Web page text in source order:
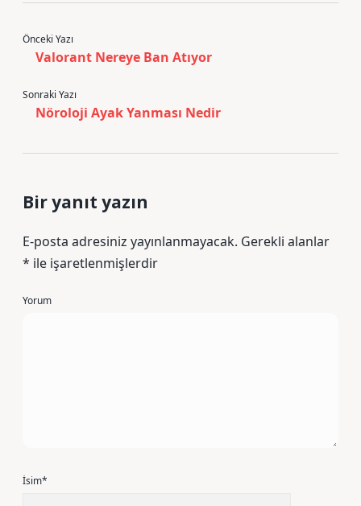
Önceki Yazı
Valorant Nereye Ban Atıyor
Sonraki Yazı
Nöroloji Ayak Yanması Nedir
Bir yanıt yazın
E-posta adresiniz yayınlanmayacak. Gerekli alanlar
* ile işaretlenmişlerdir
Yorum
İsim*